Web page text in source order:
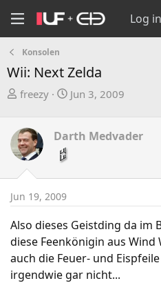
Log in
Konsolen
Wii: Next Zelda
T
e
a
d
t
r
t
e
r
freezy
S
r
Jun 3, 2009
Darth Medvader
Jun 19, 2009
Also dieses Geistding da im
diese Feenkönigin aus Wind
auch die Feuer- und
irgendwie gar nicht...